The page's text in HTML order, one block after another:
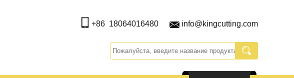
+86 18064016480 info@kingcutting.com